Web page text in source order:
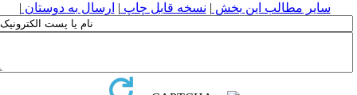
سایر مطالب این بخش | نسخه قابل چاپ| ارسال به دوستان|